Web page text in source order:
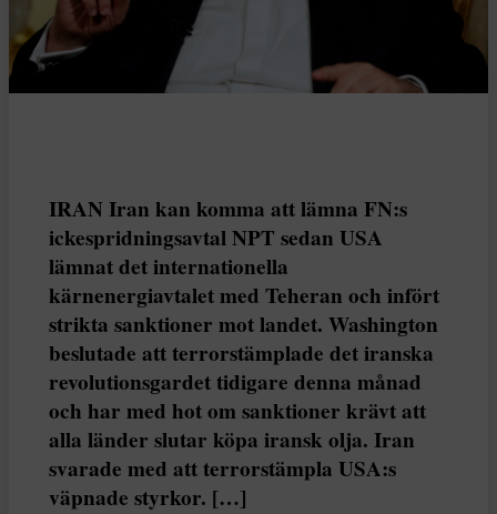
IRAN Iran kan komma att lämna FN:s
ickespridningsavtal NPT sedan USA
lämnat det internationella
kärnenergiavtalet med Teheran och infört
strikta sanktioner mot landet. Washington
beslutade att terrorstämplade det iranska
revolutionsgardet tidigare denna månad
och har med hot om sanktioner krävt att
alla länder slutar köpa iransk olja. Iran
svarade med att terrorstämpla USA:s
väpnade styrkor. […]